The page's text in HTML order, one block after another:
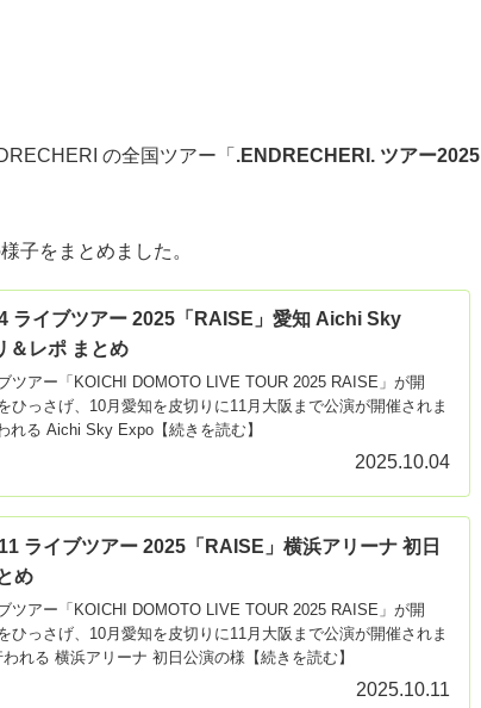
の全国ツアー「 .ENDRECHERI. ツアー2025
子をまとめました。
ライブツアー 2025「RAISE」愛知 Aichi Sky
＆レポ まとめ
ツアー「KOICHI DOMOTO LIVE TOUR 2025 RAISE」が開
ひっさげ、10月愛知を皮切りに11月大阪まで公演が開催されま
れる Aichi Sky Expo【続きを読む】
2025.10.04
ライブツアー 2025「RAISE」横浜アリーナ 初日
め
ツアー「KOICHI DOMOTO LIVE TOUR 2025 RAISE」が開
ひっさげ、10月愛知を皮切りに11月大阪まで公演が開催されま
れる 横浜アリーナ 初日公演の様【続きを読む】
2025.10.11